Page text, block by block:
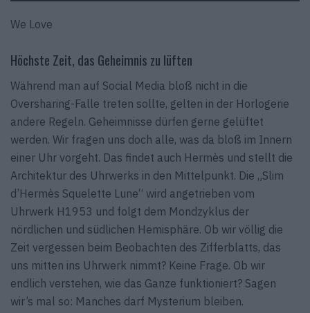
We Love
Höchste Zeit, das Geheimnis zu lüften
Während man auf Social Media bloß nicht in die
Oversharing-Falle treten sollte, gelten in der Horlogerie
andere Regeln. Geheimnisse dürfen gerne gelüftet
werden. Wir fragen uns doch alle, was da bloß im Innern
einer Uhr vorgeht. Das findet auch Hermès und stellt die
Architektur des Uhrwerks in den Mittelpunkt. Die „Slim
d’Hermès Squelette Lune“ wird angetrieben vom
Uhrwerk H1953 und folgt dem Mondzyklus der
nördlichen und südlichen Hemisphäre. Ob wir völlig die
Zeit vergessen beim Beobachten des Zifferblatts, das
uns mitten ins Uhrwerk nimmt? Keine Frage. Ob wir
endlich verstehen, wie das Ganze funktioniert? Sagen
wir’s mal so: Manches darf Mysterium bleiben.